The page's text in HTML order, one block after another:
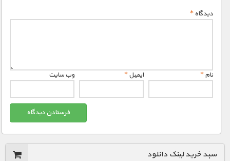
دیدگاه*
نام* ایمیل* وب‌ سایت
سبد خرید لینک دانلود